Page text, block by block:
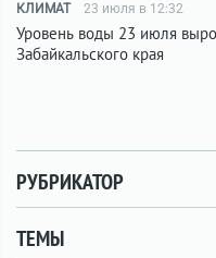
КЛИМАТ 23 июля в 12:32
Уровень воды 23 июля
Забайкальского края
РУБРИКАТОР
ТЕМЫ